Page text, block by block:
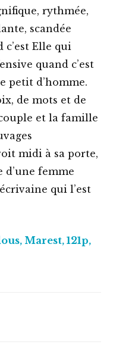
rythmée,
scandée
c’est Elle qui
quand c’est
petit d’homme.
de mots et de
et la famille
midi à sa porte,
d’une femme
qui l’est
Marest, 121p,